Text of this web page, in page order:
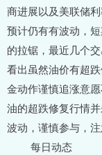
商进展以及美联储
预计仍有有波动，
的拉锯，最近几个
看出虽然油价有超
金动作谨慎追涨意
油的超跌修复行情
波动，谨慎参与，注
每日动态